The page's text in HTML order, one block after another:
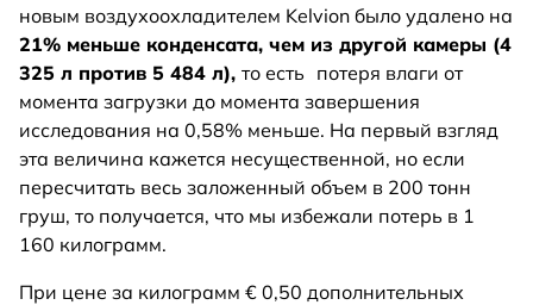
новым воздухоохладителем Kelvion было удалено на
21% меньше конденсата, чем из другой камеры (4
325 л против 5 484 л), то есть потеря влаги от
момента загрузки до момента завершения
исследования на 0,58% меньше. На первый взгляд
эта величина кажется несущественной, но если
пересчитать весь заложенный объем в 200 тонн
груш, то получается, что мы избежали потерь в 1
160 килограмм.
При цене за килограмм € 0,50 дополнительных